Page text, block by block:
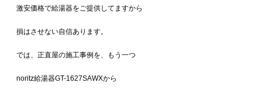
激安価格で給湯器をご提供してますから
損はさせない自信あります。
では、正直屋の施工事例を、もう一つ
noritz給湯器GT-1627SAWXから